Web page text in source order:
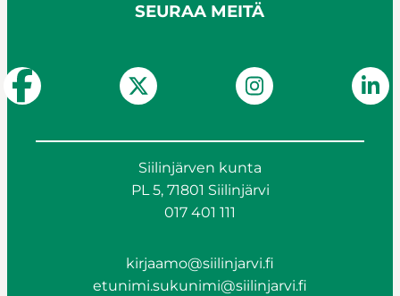
SEURAA MEITÄ
Siilinjärven kunta
PL 5, 71801 Siilinjärvi
017 401 111
kirjaamo@siilinjarvi.fi
etunimi.sukunimi@siilinjarvi.fi